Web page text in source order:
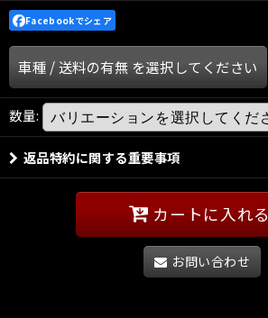
Facebookでシェア
車種 /送料の有無 を選択してください
数量:
返品特約に関する重要事項
カートに入れる
お問い合わせ